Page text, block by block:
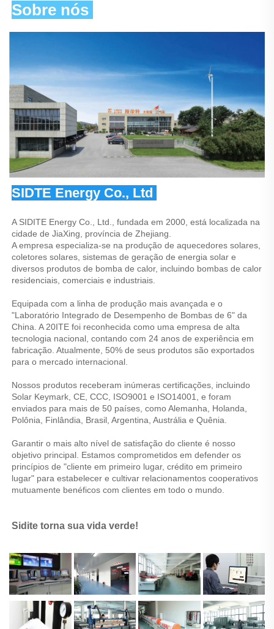
Sobre nós
SIDTE Energy Co., Ltd
A SIDITE Energy Co., Ltd., fundada em 2000, está localizada na
cidade de JiaXing, província de Zhejiang.
A empresa especializa-se na produção de aquecedores solares,
coletores solares, sistemas de geração de energia solar e
diversos produtos de bomba de calor, incluindo bombas de calor
residenciais, comerciais e industriais.
Equipada com a linha de produção mais avançada e o
"Laboratório Integrado de Desempenho de Bombas de 6" da
China. A 20ITE foi reconhecida como uma empresa de alta
tecnologia nacional, contando com 24 anos de experiência em
fabricação. Atualmente, 50% de seus produtos são exportados
para o mercado internacional.
Nossos produtos receberam inúmeras certificações, incluindo
Solar Keymark, CE, CCC, ISO9001 e ISO14001, e foram
enviados para mais de 50 países, como Alemanha, Holanda,
Polônia, Finlândia, Brasil, Argentina, Austrália e Quênia.
Garantir o mais alto nível de satisfação do cliente é nosso
objetivo principal. Estamos comprometidos em defender os
princípios de "cliente em primeiro lugar, crédito em primeiro
lugar" para estabelecer e cultivar relacionamentos cooperativos
mutuamente benéficos com clientes em todo o mundo.
Sidite torna sua vida verde!